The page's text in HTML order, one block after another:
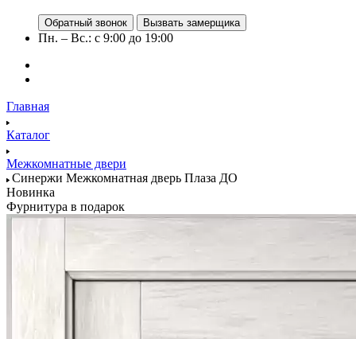
Обратный звонок Вызвать замерщика
Пн. – Вс.: с 9:00 до 19:00
Главная
Каталог
Межкомнатные двери
Синержи Межкомнатная дверь Плаза ДО
Новинка
Фурнитура в подарок